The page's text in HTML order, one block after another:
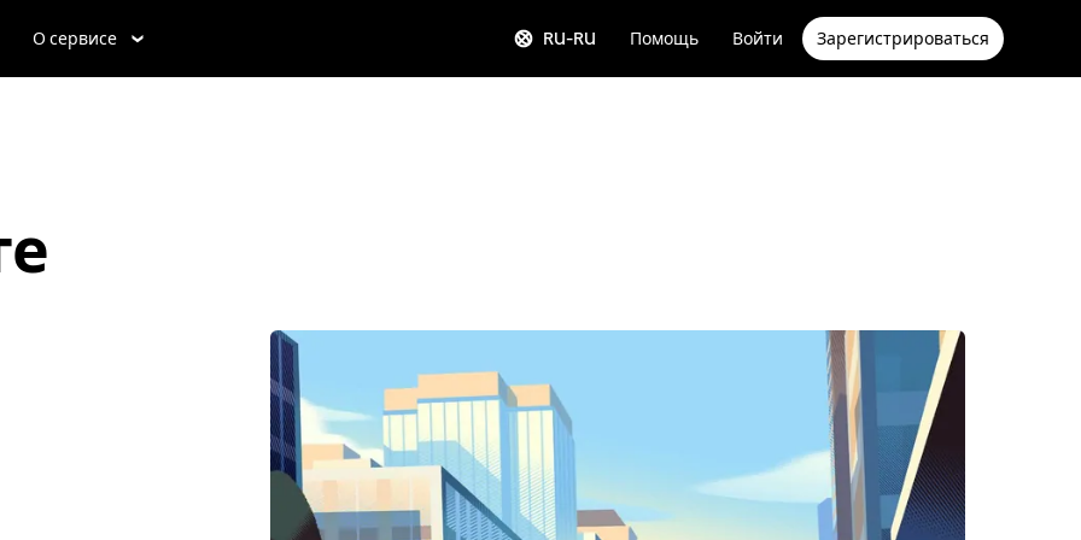
О сервисе RU-RU Помощь Войти Зарегистрироваться